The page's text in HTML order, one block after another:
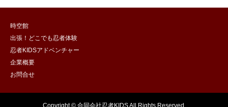
時空館
出張！どこでも忍者体験
忍者KIDSアドベンチャー
企業概要
お問合せ
Copyright © 合同会社忍者KIDS All Rights Reserved.